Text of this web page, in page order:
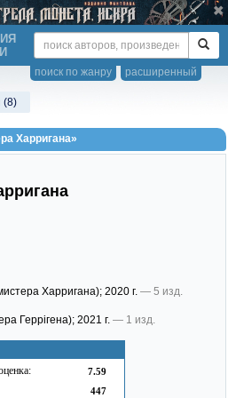
расширенный
поиск по жанру
(8)
Харригана»
7.59
447
Харригана); 2020 г. — 5 изд.
Геррігена); 2021 г. — 1 изд.